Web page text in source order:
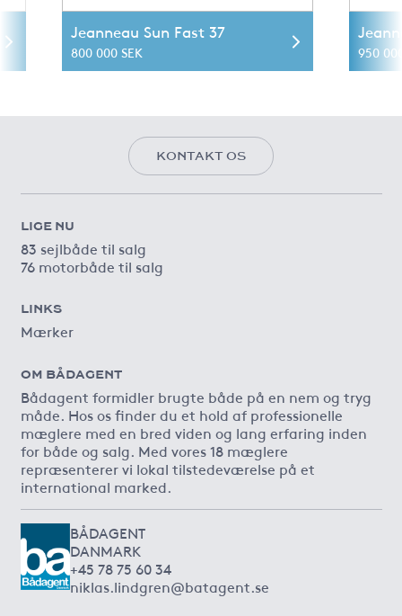
Jeanneau Sun Fast 37
800 000 SEK 950
KONTAKT OS
LIGE NU
83 sejlbåde til salg
76 motorbåde til salg
LINKS
Mærker
OM BÅDAGENT
Bådagent formidler brugte både på en nem og tryg
måde. Hos os finder du et hold af professionelle
mæglere med en bred viden og lang erfaring inden
for både og salg. Med vores 18 mæglere
repræsenterer vi lokal tilstedeværelse på et
international marked.
BÅDAGENT
DANMARK
+45 78 75 60 34
niklas.lindgren@batagent.se